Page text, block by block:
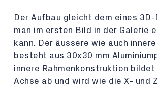
Der Aufbau gleicht dem eines
man im ersten Bild in der Galerie
kann. Der äussere wie auch
besteht aus 30x30 mm
innere Rahmenkonstruktion bildet
Achse ab und wird wie die X- und